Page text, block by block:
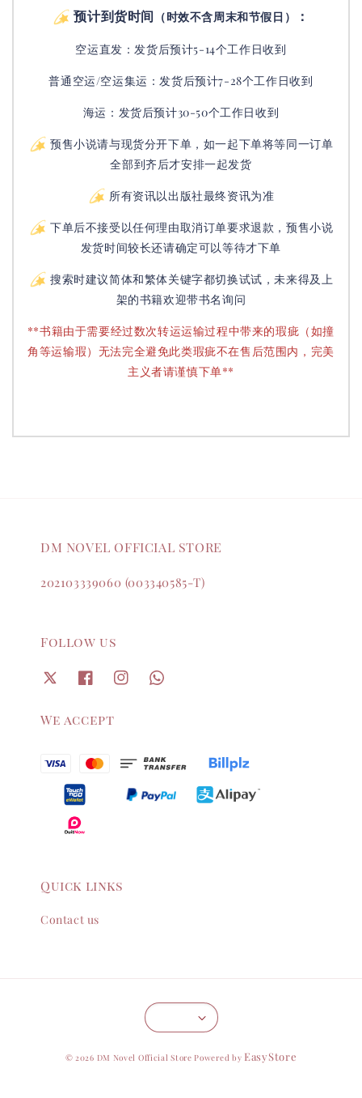
预计到货时间 （时效不含周末和节假日） ：
空运直发： 发货后预计5-14个工作日收到
普通空运/空运集运： 发货后预计7-28个工作日收到
海运：发货后预计30-50个工作日收到
预售小说请与现货分开下单，如一起下单将等同一订单
全部到齐后才安排一起发货
所有资讯以出版社最终资讯为准
下单后不接受以任何理由取消订单要求退款，预售小说
发货时间较长还请确定可以等待才下单
搜索时建议简体和繁体关键字都切换试试，未来得及上
架的书籍欢迎带书名询问
**书籍由于需要经过数次转运运输过程中带来的瑕疵（如撞
角等运输瑕）无法完全避免此类瑕疵不在售后范围内，完美
主义者请谨慎下单**
DM NOVEL OFFICIAL STORE
202103339060 (003340585-T)
Follow us
We accept
Quick links
Contact us
© 2026 DM Novel Official Store Powered by EasyStore